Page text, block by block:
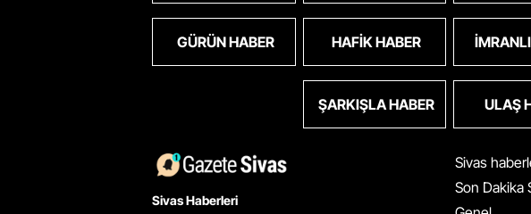
GÜRÜN HABER HAFIK HABER
ŞARKIŞLA HABER ULAŞ
Sivas Haberleri
Sivas
Son Dakika